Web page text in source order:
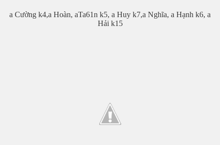
a Cường k4,a Hoàn, aTa61n k5, a Huy k7,a Nghĩa, a Hạnh k6, a
Hải k15